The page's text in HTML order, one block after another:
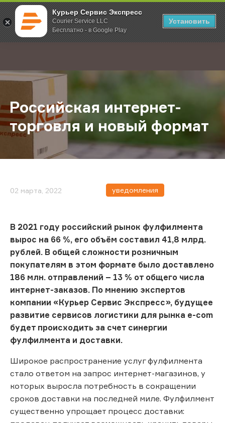
Курьер Сервис Экспресс
Courier Service LLC
Бесплатно - в Google Play
Установить
; Главная О компании Новости Российская интернет-торговля
Российская интернет-
торговля и новый формат
02 марта, 2022 уведомления
В 2021 году российский рынок фулфилмента
вырос на 66 %, его объём составил 41,8 млрд.
рублей. В общей сложности розничным
покупателям в этом формате было доставлено
186 млн. отправлений – 13 % от общего числа
интернет-заказов. По мнению экспертов
компании «Курьер Сервис Экспресс», будущее
развитие сервисов логистики для рынка e-com
будет происходить за счет синергии
фулфилмента и доставки.
Широкое распространение услуг фулфилмента
стало ответом на запрос интернет-магазинов, у
которых выросла потребность в сокращении
сроков доставки на последней миле. Фулфилмент
существенно упрощает процесс доставки: